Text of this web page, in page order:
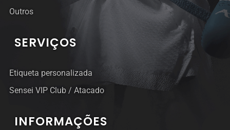
Outros
SERVIÇOS
Etiqueta personalizada
Sensei VIP Club / Atacado
INFORMAÇÕES